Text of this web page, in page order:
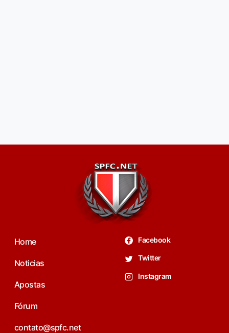
Home
Noticias
Apostas
Fórum
contato@spfc.net
Facebook
Twitter
Instagram